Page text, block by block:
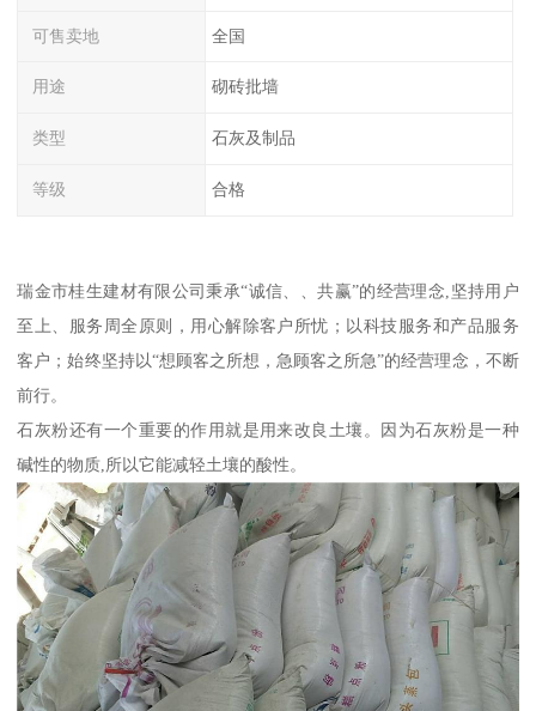
可售卖地 全国
用途 砌砖批墙
类型 石灰及制品
等级 合格
瑞金市桂生建材有限公司秉承“诚信、、共赢”的经营理念,坚持用户
至上、服务周全原则，用心解除客户所忧；以科技服务和产品服务
客户；始终坚持以“想顾客之所想，急顾客之所急”的经营理念，不断
前行。
石灰粉还有一个重要的作用就是用来改良土壤。因为石灰粉是一种
碱性的物质,所以它能减轻土壤的酸性。